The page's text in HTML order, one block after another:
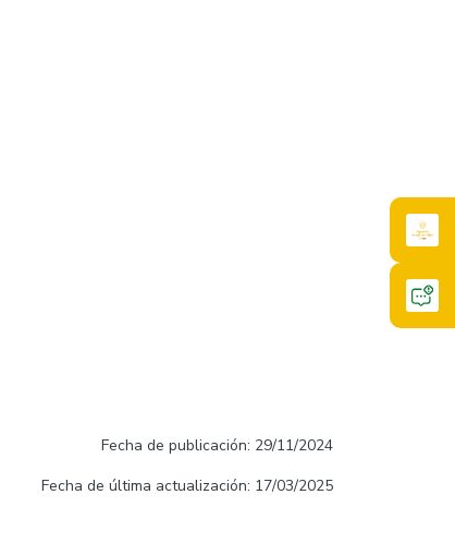
Fecha de publicación: 29/11/2024
Fecha de última actualización: 17/03/2025